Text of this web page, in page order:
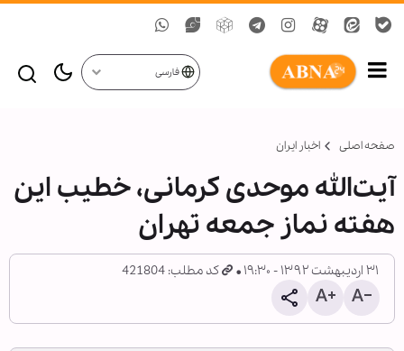
فارسی
صفحه اصلی اخبار ایران
آیت‌الله موحدی کرمانی، خطیب این
هفته نماز جمعه تهران
۳۱ اردیبهشت ۱۳۹۲ - ۱۹:۳۰ کد مطلب: 421804